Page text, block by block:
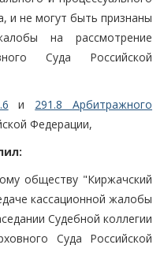
и не могут быть признаны
на рассмотрение
Суда Российской
и 291.8 Арбитражного
Федерации,
обществу "Киржачский
кассационной жалобы
Судебной коллегии
Суда Российской